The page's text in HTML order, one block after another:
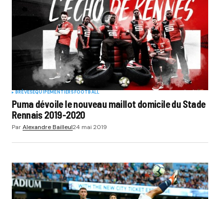
BRÈVESEQUIPEMENTIERSFOOTBALL
Puma dévoile le nouveau maillot domicile du Stade
Rennais 2019-2020
ParAlexandre Bailleul24 mai 2019